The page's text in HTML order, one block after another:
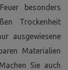
besonders
Trockenheit
ausgewiesene
Materialien
Sie auch